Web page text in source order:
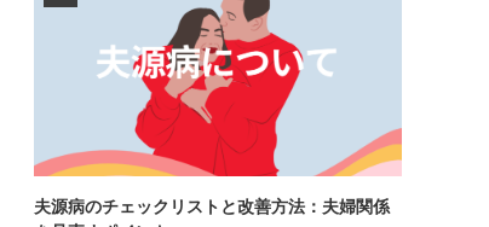
夫源病のチェックリストと改善方法：夫婦関係